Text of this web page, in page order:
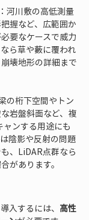
：河川敷の高低測量
握など、広範囲か
要なケースで威力
ら草や藪に覆われ
壊地形の詳細まで
の桁下空間やトン
岩盤斜面など、複
ンする用途にも
陰影や反射の問題
、LiDAR点群なら
があります。
入するには、 高性